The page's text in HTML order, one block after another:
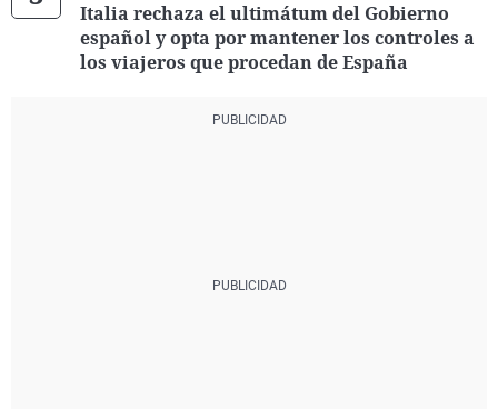
Italia rechaza el ultimátum del Gobierno
español y opta por mantener los controles a
los viajeros que procedan de España